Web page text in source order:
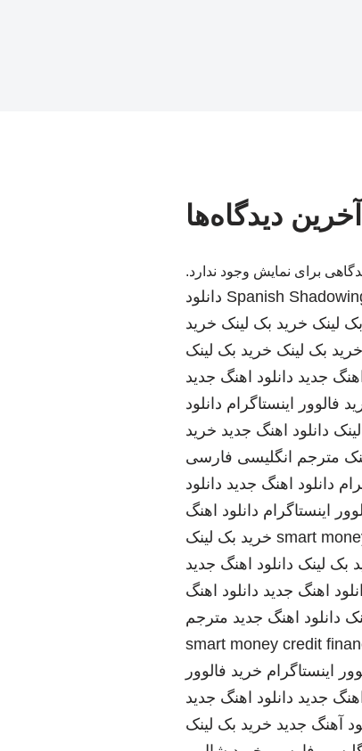
آخرین دیدگاه‌ها
برای نمایش وجود ندارد.
Spanish دانلود
لینک خرید بک لینک خرید
خرید بک لینک خرید بک لینک
جدید دانلود اهنگ جدید
فالوور اینستاگرام دانلود
دانلود اهنگ جدید خرید
مترجم انگلیسی فارسی
دانلود اهنگ جدید دانلود
اینستاگرام دانلود اهنگ
smart خرید بک لینک
بک لینک دانلود اهنگ جدید
اهنگ جدید دانلود اهنگ
دانلود اهنگ جدید مترجم
smart money credit
اینستاگرام خرید فالوور
جدید دانلود اهنگ جدید
آهنگ جدید خرید بک لینک